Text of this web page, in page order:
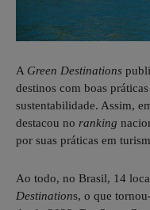
A Green Destinations
destinos com boas
sustentabilidade. Assim,
destacou no ranking
por suas práticas em
Ao todo, no Brasil, 14
Destinations, o que